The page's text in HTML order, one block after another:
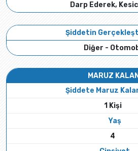
Darp Ederek,
Şiddetin
Diğer -
MARUZ KALAN
Şiddete Maruz
1 Kişi
Yaş
4